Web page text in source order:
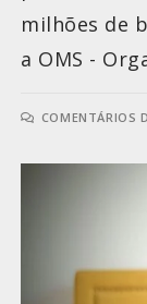
milhões de
a OMS -
COMENTÁRIOS